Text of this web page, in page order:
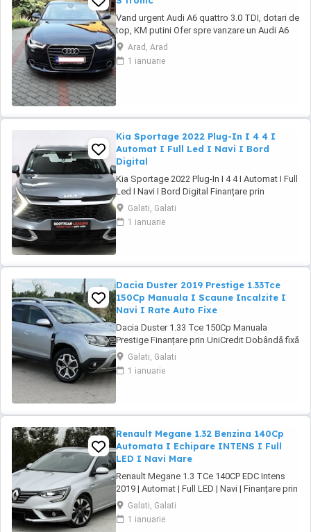
Vand urgent Audi A6 quattro 3.0 TDI, dotari de
top, KM putini Ofer spre vanzare un Audi A6
importat personal din Germania in 2016
August, dotari de top, istoric revizii la zi ... km
in crestere ... In pret se ofera setul original de
Arad, Arad
1 ianuarie
Kia Sportage 2022 Plug-In I 4 4 I
Automat I Full Led I Navi I Bord
Digital
Kia Sportage 2022 Plug-In I 4 4 I Automat I Full
Led I Navi I Bord Digital Finanțare prin
UniCredit Dobândă fixă de la 7,9%* Rate fixe
pe toată perioada finanțării Aprobare rapidă
Garanție inclusă pentru autoturismele eligibile
Galati, Galati
1 ianuarie
Dacia Duster 2019 Prestige 1.33Tce
150Cp Manuala I Scaune Incalzite I
Navi I Rate Auto Fixe
Dacia Duster 1.33 Tce 150Cp Manuala
Prestige Finanțare prin UniCredit Dobândă fixă
de la 7,9%* Rate fixe pe toată perioada
finanțării Aprobare rapidă Garanție inclusă
pentru autoturismele eligibile Transport la
Galati, Galati
1 ianuarie
Renault Megane 1.32 Benzina 140Cp
Automata I Echipare INTENS I Full
LED I Navi Mare
Renault Megane 1.3 TCe 140CP EDC Intens
2019 | Automat | Full LED | Navi | Finanțare prin
UniCredit Dobândă fixă de la 7,9%* Rate fixe
pe toată perioada finanțării Aprobare rapidă
Garanție inclusă pentru autoturismele eligibile
Galati, Galati
1 ianuarie